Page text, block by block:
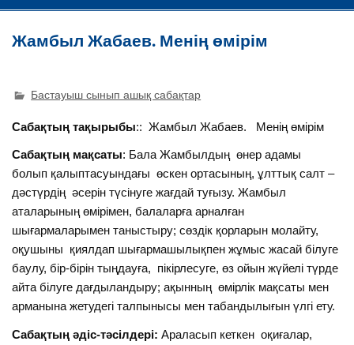
Жамбыл Жабаев. Менің өмірім
Бастауыш сынып ашық сабақтар
Сабақтың тақырыбы:: Жамбыл Жабаев. Менің өмірім
Сабақтың мақсаты: Бала Жамбылдың өнер адамы
болып қалыптасуындағы өскен ортасының, ұлттық салт –
дәстүрдің әсерін түсінуге жағдай туғызу. Жамбыл
аталарының өмірімен, балаларға арналған
шығармаларымен таныстыру; сөздік қорларын молайту,
оқушыны қиялдап шығармашылықпен жұмыс жасай білуге
баулу, бір-бірін тыңдауға, пікірлесуге, өз ойын жүйелі түрде
айта білуге дағдыландыру; ақынның өмірлік мақсаты мен
арманына жетудегі талпынысы мен табандылығын үлгі ету.
Сабақтың әдіс-тәсілдері: Араласып кеткен оқиғалар,